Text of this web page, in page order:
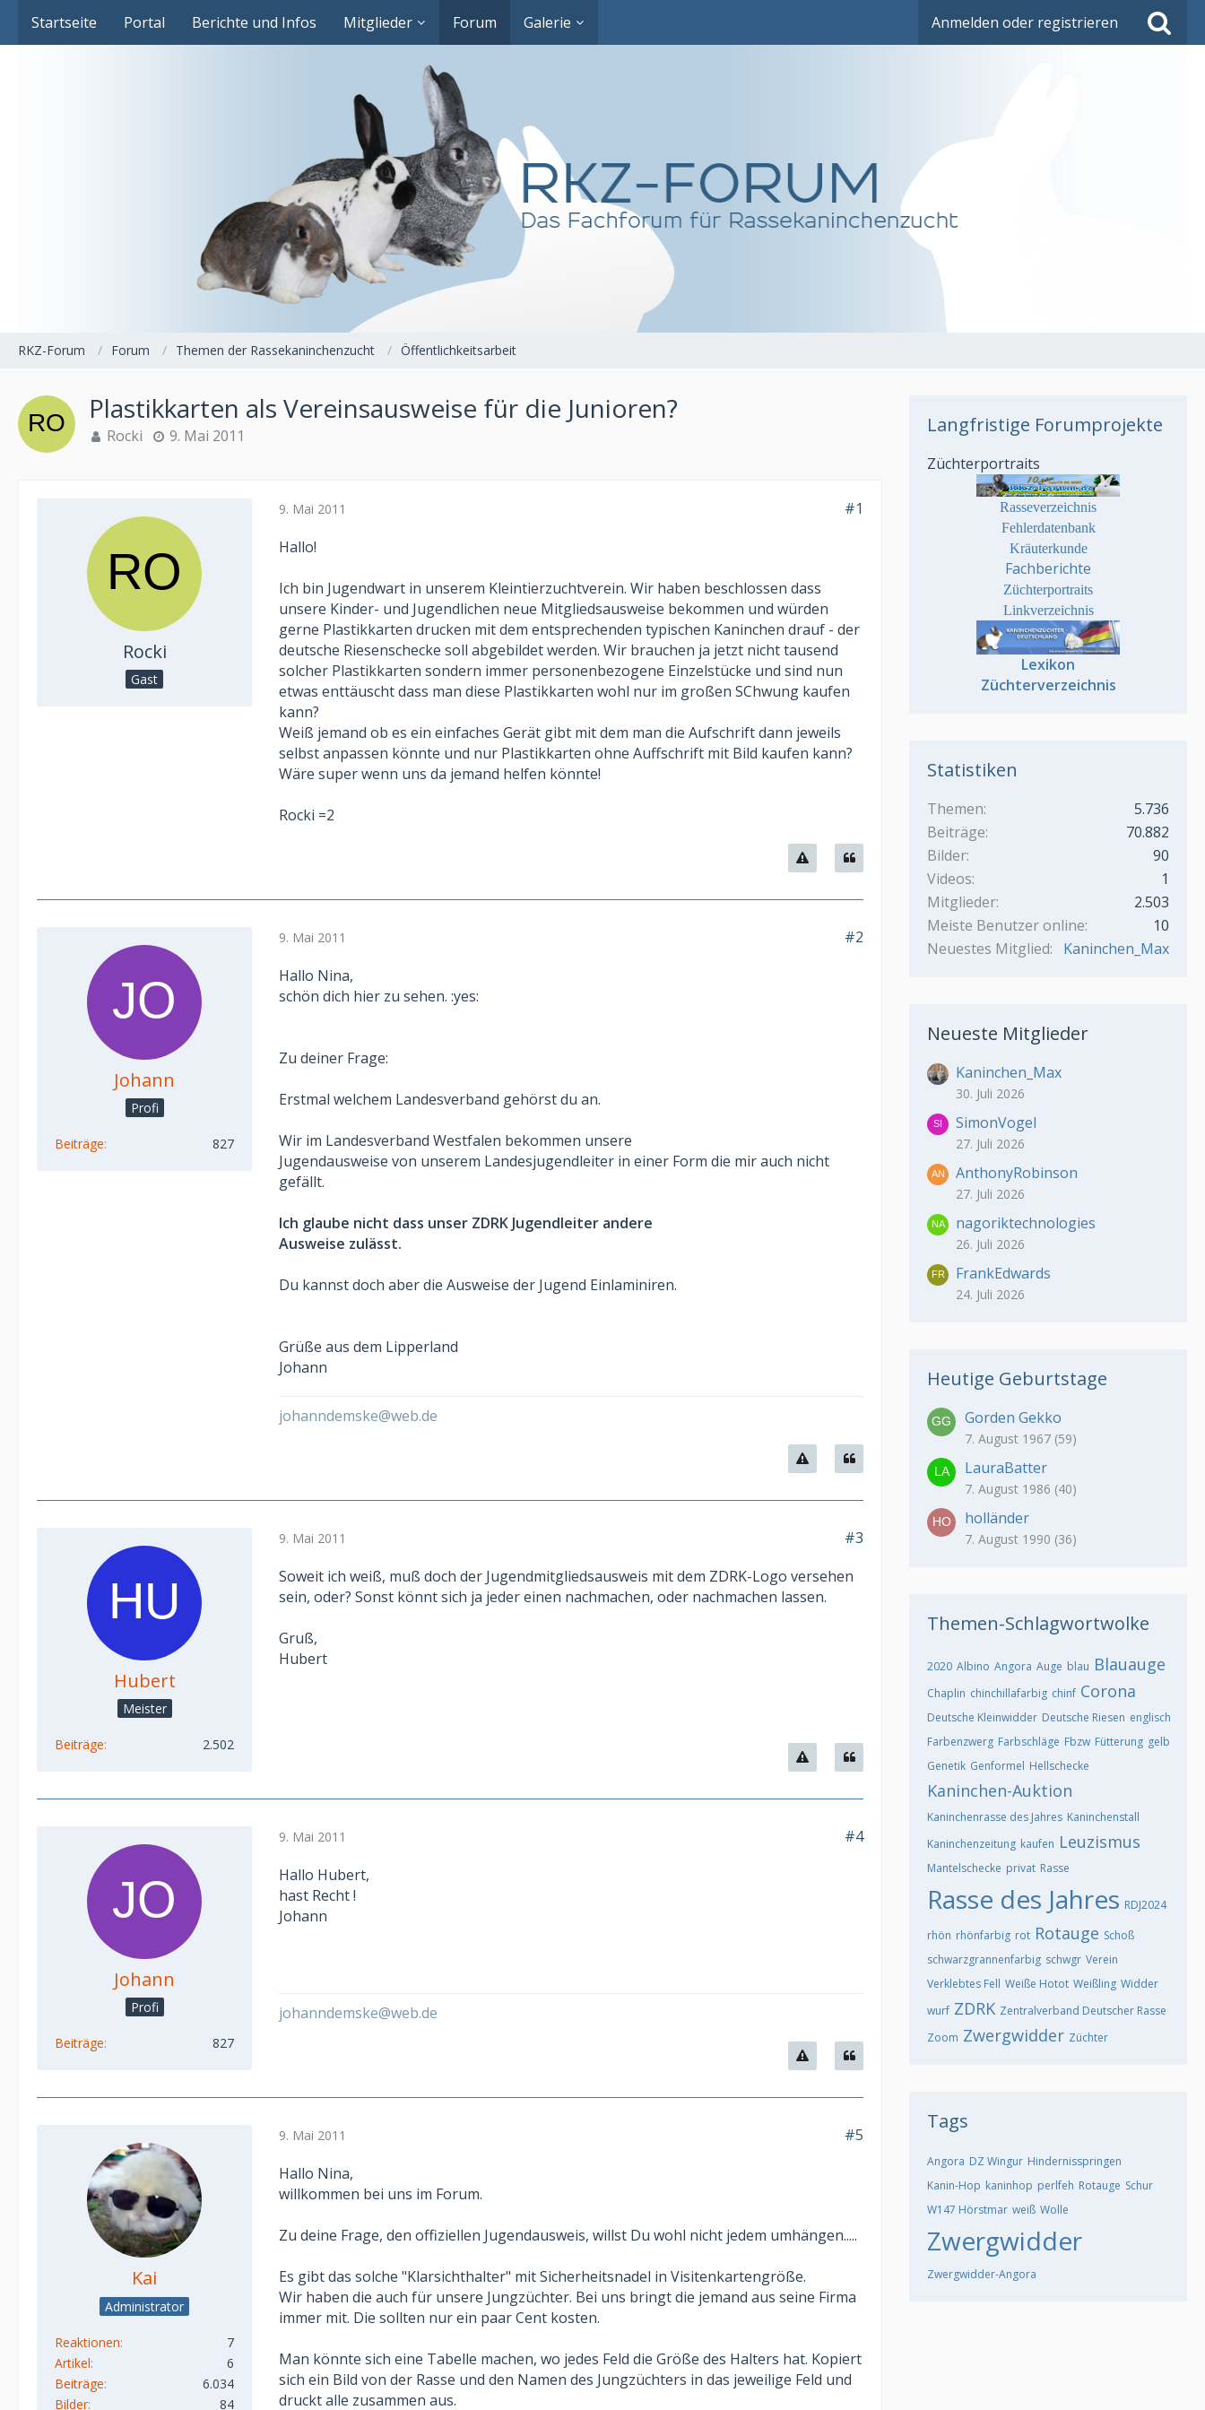
Startseite Portal Berichte und Infos Mitglieder Forum Galerie Anmelden oder registrieren
RKZ-Forum Forum Themen der Rassekaninchenzucht Öffentlichkeitsarbeit
Plastikkarten als Vereinsausweise für die Junioren?
Rocki 9. Mai 2011
Rocki
Gast
9. Mai 2011
#1
Hallo!
Ich bin Jugendwart in unserem Kleintierzuchtverein. Wir haben beschlossen dass
unsere Kinder- und Jugendlichen neue Mitgliedsausweise bekommen und würden
gerne Plastikkarten drucken mit dem entsprechenden typischen Kaninchen drauf - der
deutsche Riesenschecke soll abgebildet werden. Wir brauchen ja jetzt nicht tausend
solcher Plastikkarten sondern immer personenbezogene Einzelstücke und sind nun
etwas enttäuscht dass man diese Plastikkarten wohl nur im großen SChwung kaufen
kann?
Weiß jemand ob es ein einfaches Gerät gibt mit dem man die Aufschrift dann jeweils
selbst anpassen könnte und nur Plastikkarten ohne Auffschrift mit Bild kaufen kann?
Wäre super wenn uns da jemand helfen könnte!
Rocki =2
Johann
Profi
Beiträge 827
9. Mai 2011
#2
Hallo Nina,
schön dich hier zu sehen. :yes:
Zu deiner Frage:
Erstmal welchem Landesverband gehörst du an.
Wir im Landesverband Westfalen bekommen unsere
Jugendausweise von unserem Landesjugendleiter in einer Form die mir auch nicht
gefällt.
Ich glaube nicht dass unser ZDRK Jugendleiter andere
Ausweise zulässt.
Du kannst doch aber die Ausweise der Jugend Einlaminiren.
Grüße aus dem Lipperland
Johann
johanndemske@web.de
Hubert
Meister
Beiträge 2.502
9. Mai 2011
#3
Soweit ich weiß, muß doch der Jugendmitgliedsausweis mit dem ZDRK-Logo versehen
sein, oder? Sonst könnt sich ja jeder einen nachmachen, oder nachmachen lassen.
Gruß,
Hubert
Johann
Profi
Beiträge 827
9. Mai 2011
#4
Hallo Hubert,
hast Recht !
Johann
johanndemske@web.de
Kai
Administrator
Reaktionen
7
Artikel
6
Beiträge
6.034
Bilder
84
9. Mai 2011
#5
Hallo Nina,
willkommen bei uns im Forum.
Zu deine Frage, den offiziellen Jugendausweis, willst Du wohl nicht jedem umhängen.....
Es gibt das solche "Klarsichthalter" mit Sicherheitsnadel in Visitenkartengröße.
Wir haben die auch für unsere Jungzüchter. Bei uns bringt die jemand aus seine Firma
immer mit. Die sollten nur ein paar Cent kosten.
Man könnte sich eine Tabelle machen, wo jedes Feld die Größe des Halters hat. Kopiert
sich ein Bild von der Rasse und den Namen des Jungzüchters in das jeweilige Feld und
druckt alle zusammen aus.
Langfristige Forumprojekte
Züchterportraits
Rasseverzeichnis
Fehlerdatenbank
Kräuterkunde
Fachberichte
Züchterportraits
Linkverzeichnis
Lexikon
Züchterverzeichnis
Statistiken
Themen
5.736
Beiträge
70.882
Bilder
90
Videos
1
Mitglieder
2.503
Meiste Benutzer online
10
Neuestes Mitglied
Kaninchen_Max
Neueste Mitglieder
Kaninchen_Max
30. Juli 2026
SimonVogel
27. Juli 2026
AnthonyRobinson
27. Juli 2026
nagoriktechnologies
26. Juli 2026
FrankEdwards
24. Juli 2026
Heutige Geburtstage
Gorden Gekko
7. August 1967 (59)
LauraBatter
7. August 1986 (40)
holländer
7. August 1990 (36)
Themen-Schlagwortwolke
2020 Albino Angora Auge blau Blauauge
Chaplin chinchillafarbig chinf Corona
Deutsche Kleinwidder Deutsche Riesen englisch
Farbenzwerg Farbschläge Fbzw Fütterung gelb
Genetik Genformel Hellschecke
Kaninchen-Auktion
Kaninchenrasse des Jahres Kaninchenstall
Kaninchenzeitung kaufen Leuzismus
Mantelschecke privat Rasse
Rasse des Jahres RDJ2024
rhön rhönfarbig rot Rotauge Schoß
schwarzgrannenfarbig schwgr Verein
Verklebtes Fell Weiße Hotot Weißling Widder
wurf ZDRK Zentralverband Deutscher Rasse
Zoom Zwergwidder Züchter
Tags
Angora DZ Wingur Hindernisspringen
Kanin-Hop kaninhop perlfeh Rotauge Schur
W147 Hörstmar weiß Wolle
Zwergwidder
Zwergwidder-Angora